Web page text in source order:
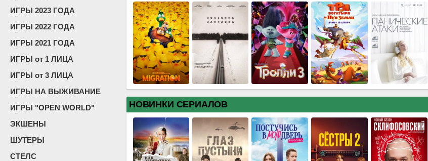
ИГРЫ 2023 ГОДА
ИГРЫ 2022 ГОДА
ИГРЫ 2021 ГОДА
ИГРЫ от 1 ЛИЦА
ИГРЫ от 3 ЛИЦА
ИГРЫ НА ВЫЖИВАНИЕ
ИГРЫ "OPEN WORLD"
ЭКШЕНЫ
ШУТЕРЫ
СТЕЛС
НОВИНКИ СЕРИАЛОВ